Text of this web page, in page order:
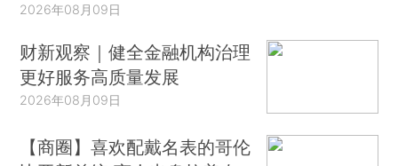
2026年08月09日
财新观察｜健全金融机构治理
更好服务高质量发展
2026年08月09日
【商圈】喜欢配戴名表的哥伦